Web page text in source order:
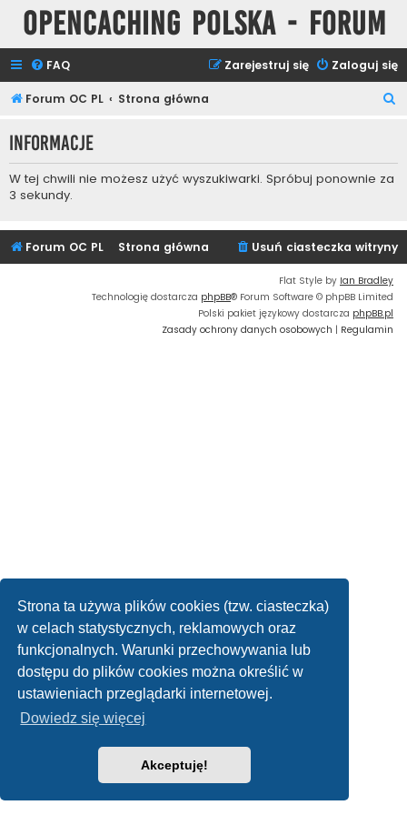
Strona ta używa plików cookies (tzw. ciasteczka)
w celach statystycznych, reklamowych oraz
funkcjonalnych. Warunki przechowywania lub
dostępu do plików cookies można określić w
ustawieniach przeglądarki internetowej.
Dowiedz się więcej
Akceptuję!
Opencaching Polska - Forum
FAQ Zaloguj się
Zarejestruj się
Forum OC PL Strona główna
k
Informacje
W tej chwili nie możesz użyć wyszukiwarki. Spróbuj ponownie za
3 sekundy.
Forum OC PL Strona główna Usuń ciasteczka witryny
Flat Style by Ian Bradley
Technologię dostarcza phpBB® Forum Software © phpBB Limited
Polski pakiet językowy dostarcza phpBB.pl
Zasady ochrony danych osobowych | Regulamin